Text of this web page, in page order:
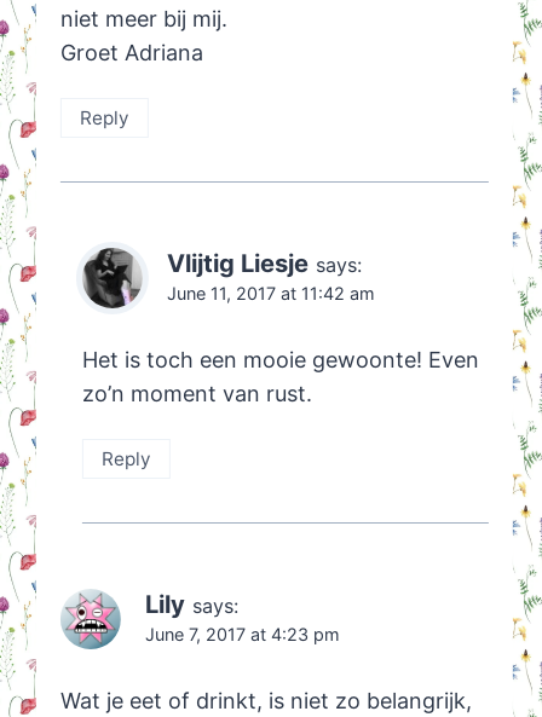
niet meer bij mij.
Groet Adriana
Reply
Vlijtig Liesje says:
June 11, 2017 at 11:42 am
Het is toch een mooie gewoonte! Even
zo’n moment van rust.
Reply
Lily says:
June 7, 2017 at 4:23 pm
Wat je eet of drinkt, is niet zo belangrijk,